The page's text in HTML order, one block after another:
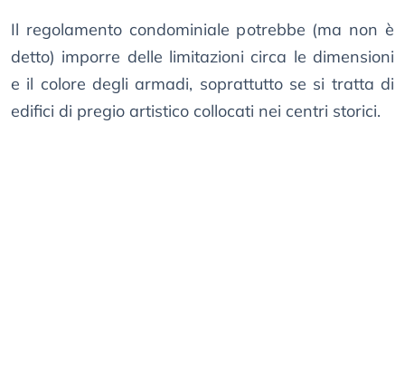
Il regolamento condominiale potrebbe (ma non è
detto) imporre delle limitazioni circa le dimensioni
e il colore degli armadi, soprattutto se si tratta di
edifici di pregio artistico collocati nei centri storici.